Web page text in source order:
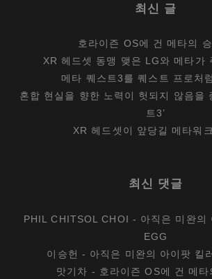
최신 글
호라이즌 OS에 건 메타의
XR 헤드셋 동맹 맺은 LG와 메타가
메타 퀘스트3를 퀘스트 프로처
혼합 현실을 향한 노력이 헛되지 않음을
트3’
XR 헤드셋이 앞당길 메타워
최신 댓글
PHIL CHITSOL CHOI - 아직은 미완의
EGG
이승헌 - 아직은 미완의 아이팟 킬
맛기차 - 호라이즌 OS에 건 메타